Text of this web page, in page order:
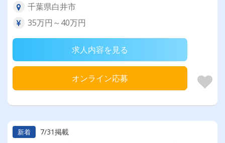
千葉県白井市
35万円～40万円
求人内容を見る
オンライン応募
新着 7/31掲載